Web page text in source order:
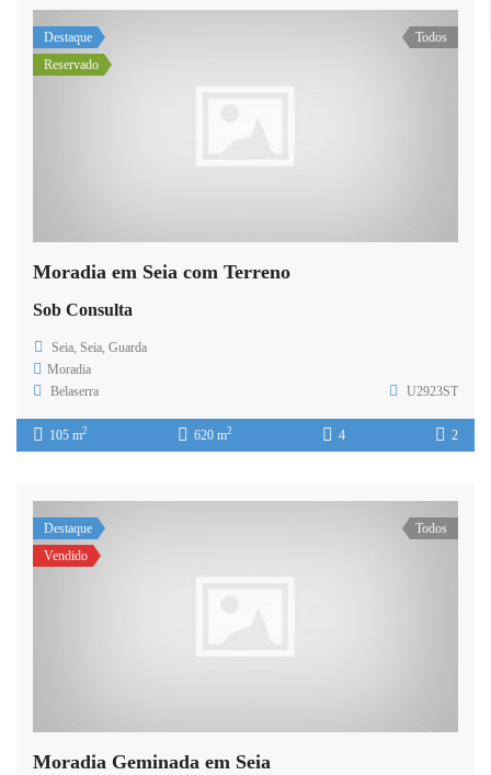
Destaque
Reservado
Todos
Moradia em Seia com Terreno
Sob Consulta
Seia, Seia, Guarda
Moradia
Belaserra
U2923ST
105 m2 620 m2 4 2
Destaque
Vendido
Todos
Moradia Geminada em Seia